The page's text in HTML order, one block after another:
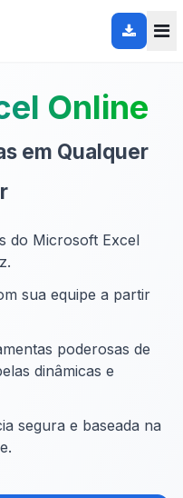
Online
em Qualquer
do Microsoft Excel
sua equipe a partir
poderosas de
dinâmicas e
segura e baseada na